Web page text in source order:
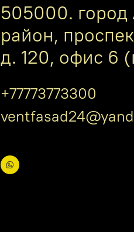
505000.
район,
д. 120, офис 6
+77773773300